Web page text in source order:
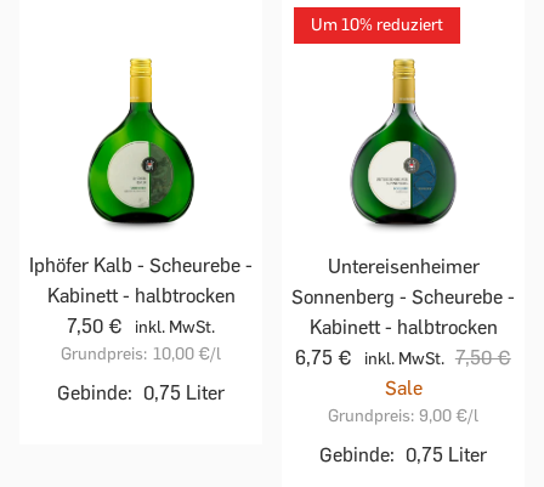
Iphöfer Kalb - Scheurebe -
Kabinett - halbtrocken
7,50 €
inkl. MwSt.
Grundpreis: 10,00 €/l
Gebinde: 0,75 Liter
Um 10% reduziert
Untereisenheimer
Sonnenberg - Scheurebe -
Kabinett - halbtrocken
6,75 €
inkl. MwSt. 7,50 €
Sale
Grundpreis: 9,00 €/l
Gebinde: 0,75 Liter